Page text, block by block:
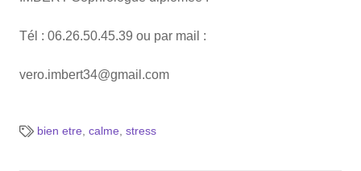
Tél : 06.26.50.45.39 ou par mail :
vero.imbert34@gmail.com
bien etre ,calme ,stress